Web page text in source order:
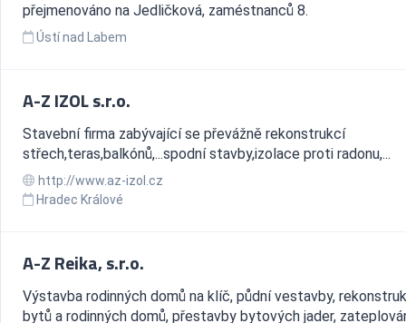
přejmenováno na Jedličková, zaméstnanců 8.
Ústí nad Labem
A-Z IZOL s.r.o.
Stavební firma zabývající se převážně rekonstrukcí
střech,teras,balkónů,...spodní stavby,izolace proti radonu,...
http://www.az-izol.cz
Hradec Králové
A-Z Reika, s.r.o.
Výstavba rodinných domů na klíč, půdní vestavby,
bytů a rodinných domů, přestavby bytových jader,